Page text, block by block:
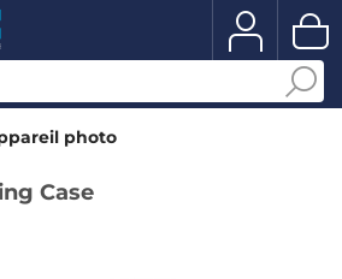
photo
Case